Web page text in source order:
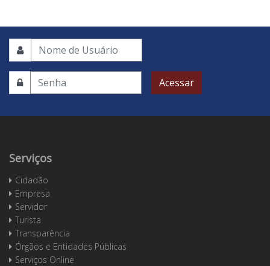
Acessar
Serviços
Cidadão
Empresa
Servidor
Turista
Transparência
Órgãos e Entidades Públicas
Serviços Online